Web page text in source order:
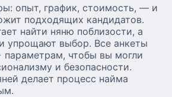
опыт, график, стоимость, — и
подходящих кандидатов.
найти няню поблизости, а
упрощают выбор. Все анкеты
параметрам, чтобы вы могли
и безопасности.
делает процесс найма